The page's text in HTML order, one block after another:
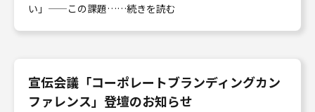
い」——この課題……続きを読む
宣伝会議「コーポレートブランディングカン
ファレンス」登壇のお知らせ